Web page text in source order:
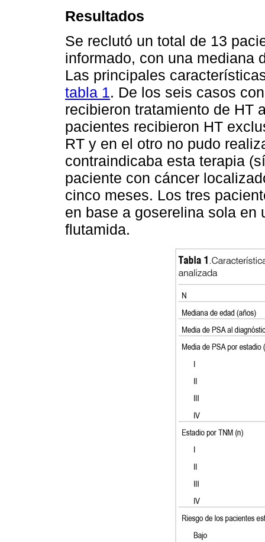
Resultados
Se reclutó un total de 13
informado, con una mediana
Las principales
tabla 1. De los seis casos
recibieron tratamiento de HT
pacientes recibieron HT
RT y en el otro no pudo
contraindicaba esta terapia
paciente con cáncer
cinco meses. Los tres
en base a goserelina sola en
flutamida.